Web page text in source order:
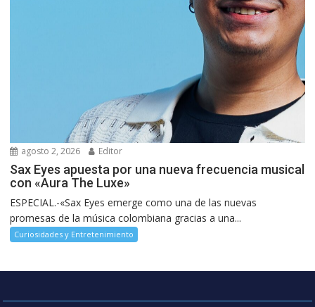
agosto 2, 2026 Editor
Sax Eyes apuesta por una nueva frecuencia musical
con «Aura The Luxe»
ESPECIAL.-«Sax Eyes emerge como una de las nuevas
promesas de la música colombiana gracias a una...
Curiosidades y Entretenimiento